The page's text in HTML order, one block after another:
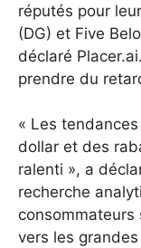
réputés pour
(DG) et Five
déclaré
prendre du
« Les
dollar et des
ralenti », a
recherche
consommateurs
vers les